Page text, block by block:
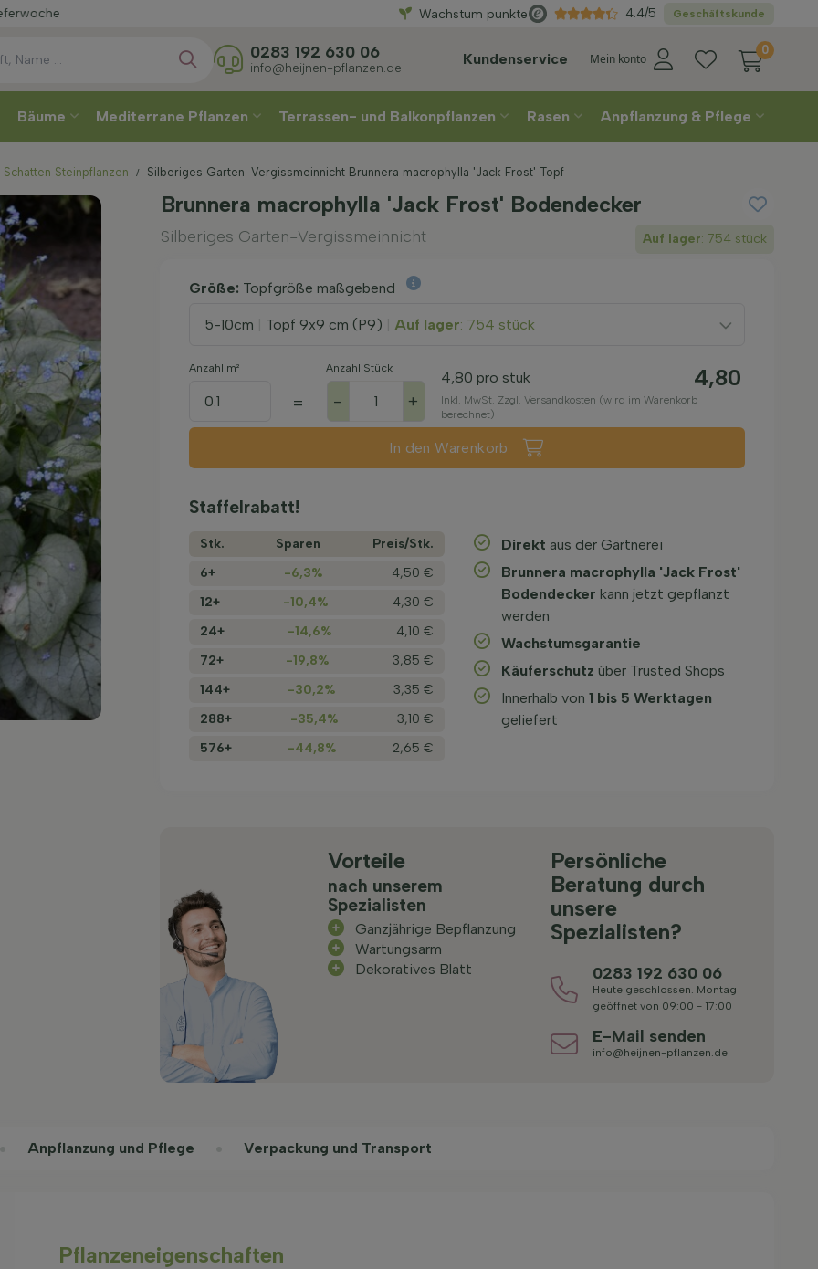
Direkt aus der Gärtnerei
Wachstum punkte Geschäftskunde
4.4/5
Kundenservice Mein konto
0
0283 192 630 06
info@heijnen-pflanzen.de
Bäume Mediterrane Pflanzen Terrassen- und Balkonpflanzen Rasen Anpflanzung & Pflege
Schatten Steinpflanzen Silberiges Garten-Vergissmeinnicht Brunnera macrophylla 'Jack Frost' Topf
Brunnera macrophylla 'Jack Frost' Bodendecker
Silberiges Garten-Vergissmeinnicht Auf lager: 754 stück
Größe: Topfgröße maßgebend
5-10cm Topf 9x9 cm (P9) Auf lager: 754 stück
Anzahl m²
=
Anzahl Stück
- +
4,80 pro stuk 4,80
Inkl. MwSt. Zzgl. Versandkosten (wird im Warenkorb
berechnet)
In den Warenkorb
Staffelrabatt!
Stk. Sparen
Preis/­Stk.
6+
-6,3%
4,50 €
12+
-10,4%
4,30 €
24+
-14,6%
4,10 €
72+
-19,8%
3,85 €
144+
-30,2%
3,35 €
288+
-35,4%
3,10 €
576+
-44,8% 2,65 €
Direkt aus der Gärtnerei
Brunnera macrophylla 'Jack Frost'
Bodendecker kann jetzt gepflanzt
werden
Wachstums­garantie
Käuferschutz über Trusted Shops
Innerhalb von1 bis 5 Werktagen
geliefert
Vorteile
nach unserem
Spezialisten
Ganzjährige Bepflanzung
Wartungsarm
Dekoratives Blatt
Persönliche
Beratung durch
unsere
Spezialisten?
0283 192 630 06
Heute geschlossen. Montag
geöffnet von 09:00 - 17:00
E-Mail senden
info@heijnen-pflanzen.de
Anpflanzung und Pflege Verpackung und Transport
Pflanzeneigenschaften